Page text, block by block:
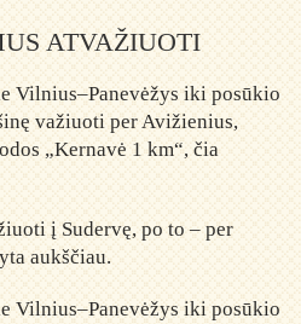
ATVAŽIUOTI
Vilnius–Panevėžys iki posūkio
važiuoti per Avižienius,
„Kernavė 1 km“, čia
į Sudervę, po to – per
aukščiau.
Vilnius–Panevėžys iki posūkio